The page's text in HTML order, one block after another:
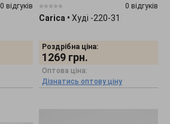
0 відгуків 0 відгуків
Carica • Худі -220-31
Роздрібна ціна:
1269 грн.
Оптова ціна:
Дізнатись оптову ціну